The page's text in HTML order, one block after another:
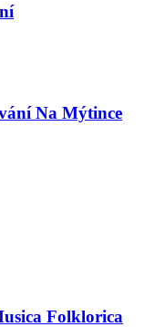
Na Mýtince
Folklorica